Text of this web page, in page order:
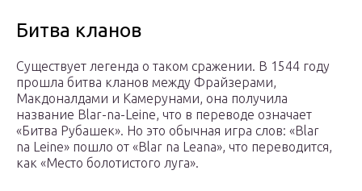
Битва кланов
Существует легенда о таком сражении. В 1544 году
прошла битва кланов между Фрайзерами,
Макдоналдами и Камерунами, она получила
название Blar-na-Leine, чтo в переводе означает
«Битва Рубашек». Но это обычная игра слов: «Blar
na Leine» пошло от «Blar na Leana», что переводится,
как «Место болотистого луга».